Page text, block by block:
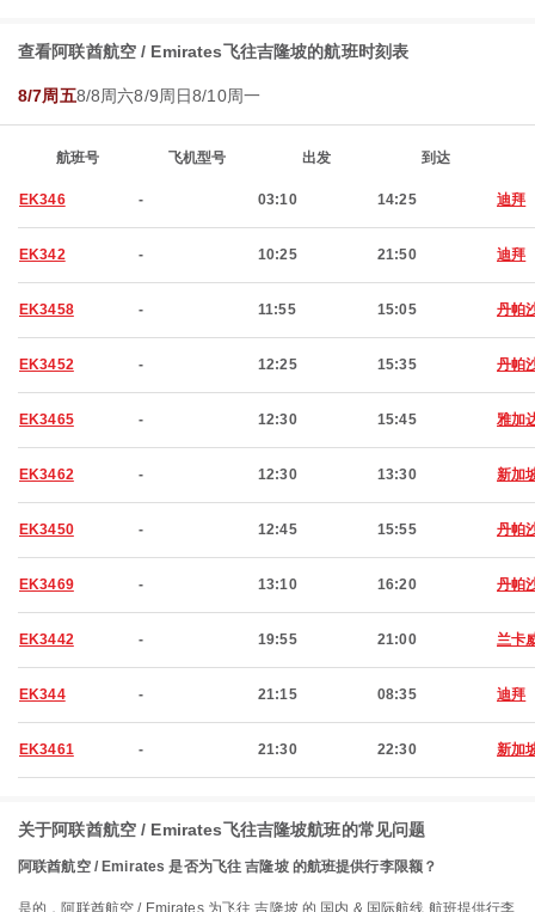
查看阿联酋航空 / Emirates飞往吉隆坡的航班时刻表
8/7周五8/8周六8/9周日8/10周一
航班号 飞机型号 出发 到达
EK346 - 03:10 14:25 迪拜
EK342 - 10:25 21:50 迪拜
EK3458 - 11:55 15:05 丹帕
EK3452 - 12:25 15:35 丹帕
EK3465 - 12:30 15:45 雅加
EK3462 - 12:30 13:30 新加
EK3450 - 12:45 15:55 丹帕
EK3469 - 13:10 16:20 丹帕
EK3442 - 19:55 21:00 兰卡
EK344 - 21:15 08:35 迪拜
EK3461 - 21:30 22:30 新加
关于阿联酋航空 / Emirates飞往吉隆坡航班的常见问题
阿联酋航空 / Emirates 是否为飞往 吉隆坡 的航班提供行李限额？
是的，阿联酋航空 / Emirates 为飞往 吉隆坡 的 国内 & 国际航线 航班提供行李